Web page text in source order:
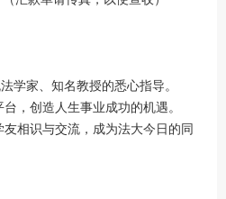
家、知名教授的悉心指导。
创造人生事业成功的机遇。
识与交流，成为法大今日的同